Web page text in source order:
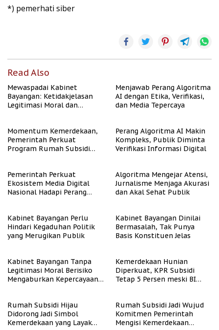
*) pemerhati siber
Read Also
Mewaspadai Kabinet
Bayangan: Ketidakjelasan
Legitimasi Moral dan
Menjawab Perang Algoritma
AI dengan Etika, Verifikasi,
dan Media Tepercaya
Momentum Kemerdekaan,
Pemerintah Perkuat
Program Rumah Subsidi
Perang Algoritma AI Makin
Kompleks, Publik Diminta
Verifikasi Informasi Digital
Pemerintah Perkuat
Ekosistem Media Digital
Nasional Hadapi Perang
Algoritma Mengejar Atensi,
Jurnalisme Menjaga Akurasi
dan Akal Sehat Publik
Kabinet Bayangan Perlu
Hindari Kegaduhan Politik
yang Merugikan Publik
Kabinet Bayangan Dinilai
Bermasalah, Tak Punya
Basis Konstituen Jelas
Kabinet Bayangan Tanpa
Legitimasi Moral Berisiko
Mengaburkan Kepercayaan
Kemerdekaan Hunian
Diperkuat, KPR Subsidi
Tetap 5 Persen meski BI
Rumah Subsidi Hijau
Didorong Jadi Simbol
Kemerdekaan yang Layak
Rumah Subsidi Jadi Wujud
Komitmen Pemerintah
Mengisi Kemerdekaan